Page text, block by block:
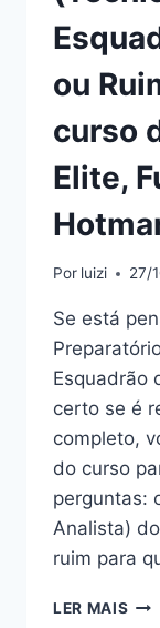
ou
curso
Elite,
Por luizi 27/
Se está
Esquadrão
certo se é
completo,
do curso
perguntas:
Analista)
ruim para
LER MAIS